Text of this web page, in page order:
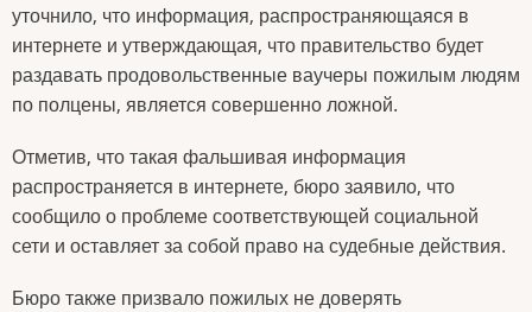
уточнило, что информация, распространяющаяся в
интернете и утверждающая, что правительство будет
раздавать продовольственные ваучеры пожилым людям
по полцены, является совершенно ложной.
Отметив, что такая фальшивая информация
распространяется в интернете, бюро заявило, что
сообщило о проблеме соответствующей социальной
сети и оставляет за собой право на судебные действия.
Бюро также призвало пожилых не доверять